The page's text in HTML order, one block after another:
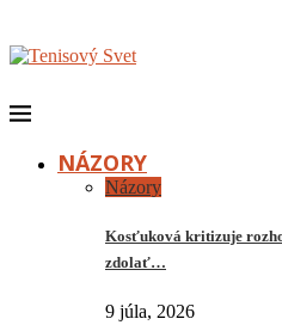
NÁZORY
Názory
Kosťuková kritizuje
zdolať…
9 júla, 2026